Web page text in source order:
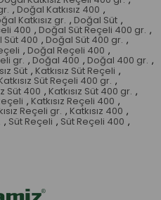
, Doğal Katkısız 400 ,
Katkısız gr. , Doğal Süt ,
400 , Doğal Süt Reçeli 400 gr. ,
Süt 400 , Doğal Süt 400 gr. ,
, Doğal Reçeli 400 ,
gr. , Doğal 400 , Doğal 400 gr. ,
Süt , Katkısız Süt Reçeli ,
Süt Reçeli 400 gr. ,
Süt 400 , Katkısız Süt 400 gr. ,
, Katkısız Reçeli 400 ,
Reçeli gr. , Katkısız 400 ,
, Süt Reçeli , Süt Reçeli 400 ,